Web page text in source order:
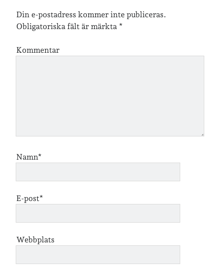
hemmet hemsidan
jobb
vandring veckoincheckning
vegan viktiga händelser
vänner webben
årssammanfattningar öland
Kalender
Din e-postadress kommer inte publiceras.
Obligatoriska fält är märkta *
Kommentar
Namn*
E-post*
Webbplats